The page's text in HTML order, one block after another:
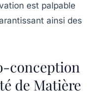
est palpable
ainsi des
conception
de Matière